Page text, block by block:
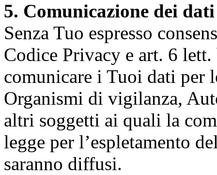
5. Comunicazione dei dati
Senza Tuo espresso
Codice Privacy e art. 6
comunicare i Tuoi dati per
Organismi di vigilanza,
altri soggetti ai quali la
legge per l’espletamento
saranno diffusi.